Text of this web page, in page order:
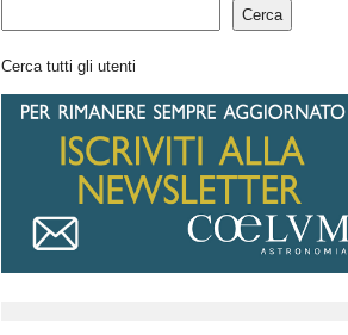
Cerca
Cerca tutti gli utenti